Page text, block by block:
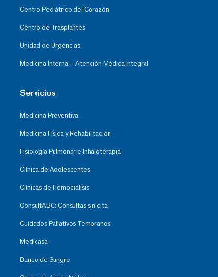
Centro Pediátrico del Corazón
Centro de Trasplantes
Unidad de Urgencias
Medicina Interna – Atención Médica Integral
Servicios
Medicina Preventiva
Medicina Física y Rehabilitación
Fisiología Pulmonar e Inhaloterapia
Clínica de Adolescentes
Clínicas de Hemodiálisis
ConsultABC: Consultas sin cita
Cuidados Paliativos Tempranos
Medicasa
Banco de Sangre